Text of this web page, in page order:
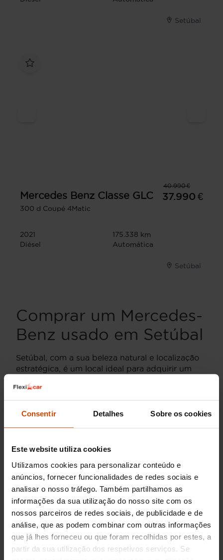
Consentir Detalhes Sobre os cookies
Este website utiliza cookies
Utilizamos cookies para personalizar conteúdo e
anúncios, fornecer funcionalidades de redes sociais e
analisar o nosso tráfego. Também partilhamos as
informações da sua utilização do nosso site com os
nossos parceiros de redes sociais, de publicidade e de
análise, que as podem combinar com outras informações
que já lhes forneceu ou que foram recolhidas por estes, a
partir da sua utilização dos respetivos serviços. Se
Setúbal
40.990 €
Mercedes Benz Classe GLC
300 d Coupé 4Matic
37.990 €
2021
175.338 km
Diésel
Automática
Setúbal
Comprar um Mercedes-
Benz usado em Setúbal
Setúbal, com a sua beleza natural e localização
estratégica, é um local ideal para adquirir um
reputação e prestígio de um
Esta marca é mundialmente reconhecida pela
sua excelência em engenharia, design elegante e
diárias na cidade, ter um
segura.
Vantagens de comprar um
Mercedes-Benz em Setúbal com
a Flexicar
Adquirir umMercedes-Benz
usado em Setúbal
através da Flexicar traz várias vantagens. Em